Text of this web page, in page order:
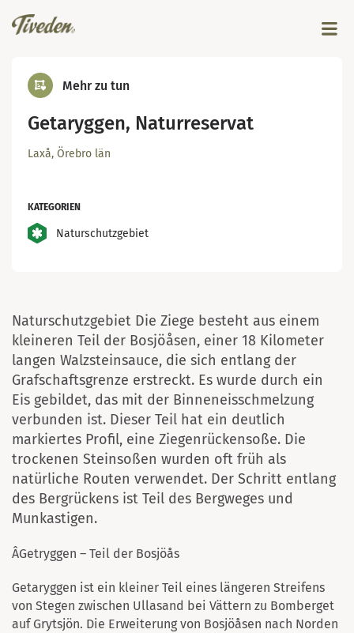
Mehr zu tun
Getaryggen, Naturreservat
Laxå, Örebro län
KATEGORIEN
Naturschutzgebiet
Naturschutzgebiet Die Ziege besteht aus einem
kleineren Teil der Bosjöåsen, einer 18 Kilometer
langen Walzsteinsauce, die sich entlang der
Grafschaftsgrenze erstreckt. Es wurde durch ein
Eis gebildet, das mit der Binneneisschmelzung
verbunden ist. Dieser Teil hat ein deutlich
markiertes Profil, eine Ziegenrückensoße. Die
trockenen Steinsoßen wurden oft früh als
natürliche Routen verwendet. Der Schritt entlang
des Bergrückens ist Teil des Bergweges und
Munkastigen.
ÂGetryggen – Teil der Bosjöås
Getaryggen ist ein kleiner Teil eines längeren Streifens
von Stegen zwischen Ullasand bei Vättern zu Bomberget
auf Grytsjön. Die Erweiterung von Bosjöåsen nach Norden